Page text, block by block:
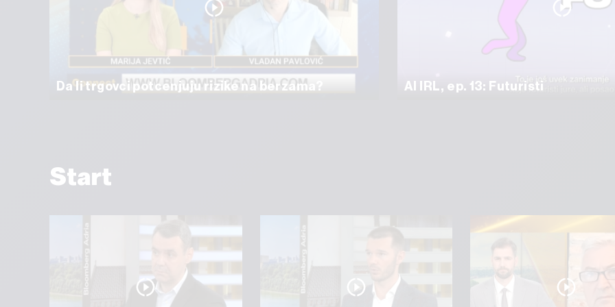
Da li trgovci potcenjuju rizike na berzama? AI IRL, ep. 13: Futuristi
Start